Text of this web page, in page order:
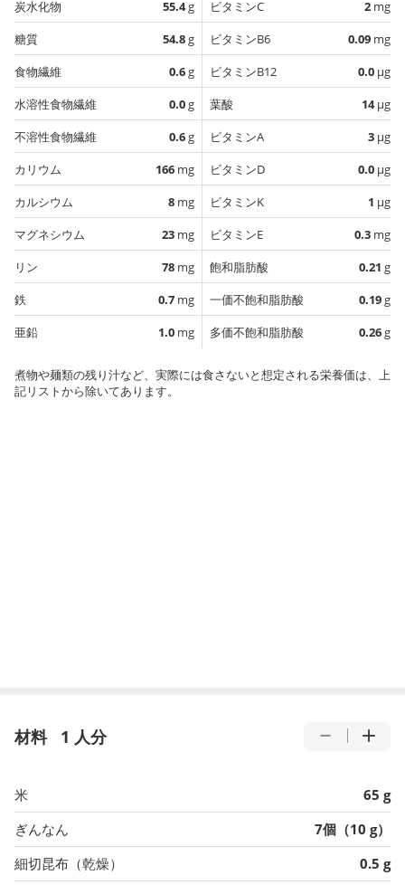
炭水化物
55.4g
糖質
54.8g
食物繊維
0.6g
水溶性食物繊維
0.0g
不溶性食物繊維
0.6g
カリウム
166 mg
カルシウム
8 mg
マグネシウム
23 mg
リン
78 mg
鉄
0.7 mg
亜鉛
1.0 mg
ビタミンC
2 mg
ビタミンB6
0.09 mg
ビタミンB12
0.0 µg
葉酸
14µg
ビタミンA
3 µg
ビタミンD
0.0 µg
ビタミンK
1 µg
ビタミンE
0.3 mg
飽和脂肪酸
0.21 g
一価不飽和脂肪酸
0.19g
多価不飽和脂肪酸
0.26g
煮物や麺類の残り汁など、実際には食さないと想定される栄養価は、上
記リストから除いてあります。
材料 1 人分
米
65 g
ぎんなん
7個（10 g）
細切昆布（乾燥）
0.5 g